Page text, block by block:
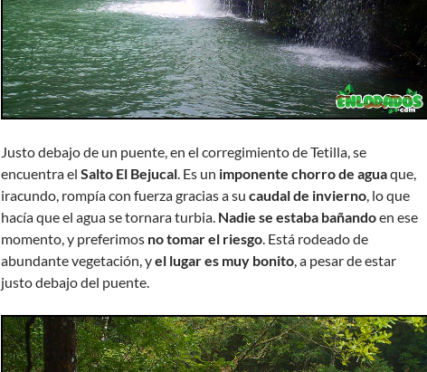
Justo debajo de un puente, en el corregimiento de Tetilla, se
encuentra el Salto El Bejucal. Es un imponente chorro de aguaque,
iracundo, rompía con fuerza gracias a su caudal de invierno, lo que
hacía que el agua se tornara turbia. Nadie se estaba bañandoen ese
momento, y preferimos no tomar el riesgo. Está rodeado de
abundante vegetación, yel lugar es muy bonito, a pesar de estar
justo debajo del puente.